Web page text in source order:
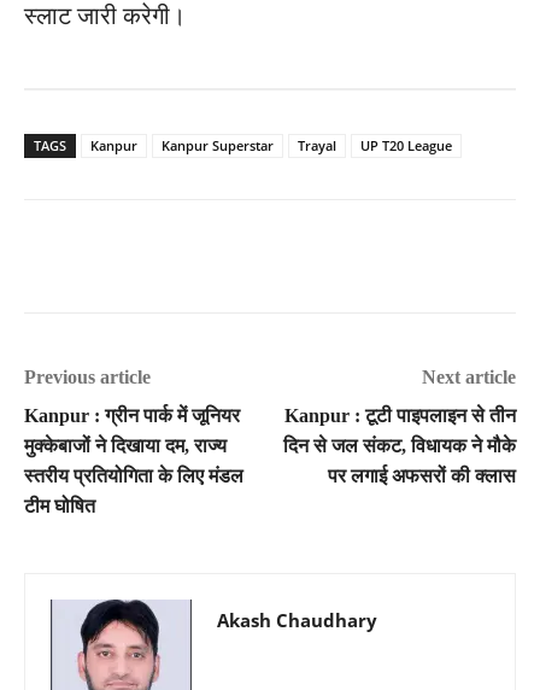
स्लाट जारी करेगी।
TAGS Kanpur Kanpur Superstar Trayal UP T20 League
Previous article
Kanpur : ग्रीन पार्क में जूनियर
मुक्केबाजों ने दिखाया दम, राज्य
स्तरीय प्रतियोगिता के लिए मंडल
टीम घोषित
Next article
Kanpur : टूटी पाइपलाइन से तीन
दिन से जल संकट, विधायक ने मौके
पर लगाई अफसरों की क्लास
Akash Chaudhary